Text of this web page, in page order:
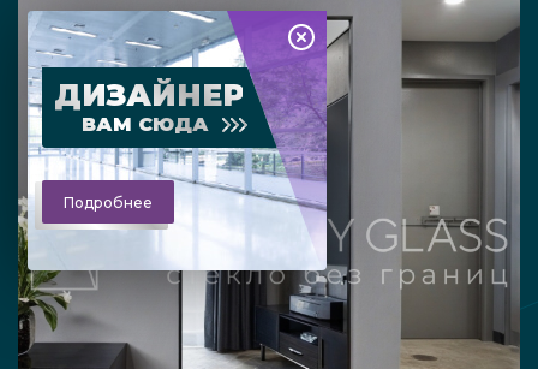
ДИЗАЙНЕР
ВАМ СЮДА
Подробнее